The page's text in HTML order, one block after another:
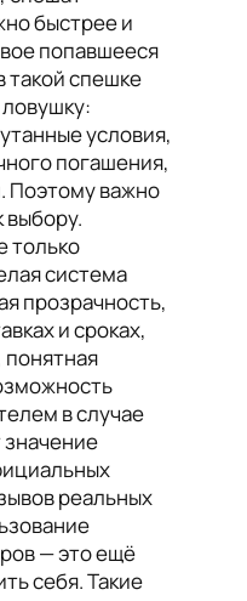
быстрее и
попавшееся
такой спешке
условия,
погашения,
Поэтому важно
выбору.
только
система
прозрачность,
и сроках,
в случае
реальных
— это ещё
себя. Такие